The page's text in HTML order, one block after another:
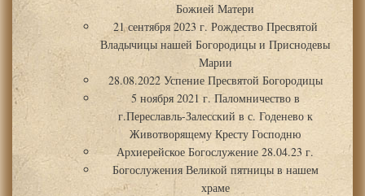
Божией Матери
21 сентября 2023 г. Рождество Пресвятой
Владычицы нашей Богородицы и Приснодевы
Марии
28.08.2022 Успение Пресвятой Богородицы
5 ноября 2021 г. Паломничество в
г.Переславль-Залесский в с. Годенево к
Животворящему Кресту Господню
Архиерейское Богослужение 28.04.23 г.
Богослужения Великой пятницы в нашем
храме